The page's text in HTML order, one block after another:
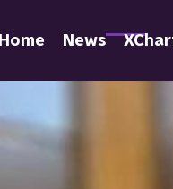
Home News